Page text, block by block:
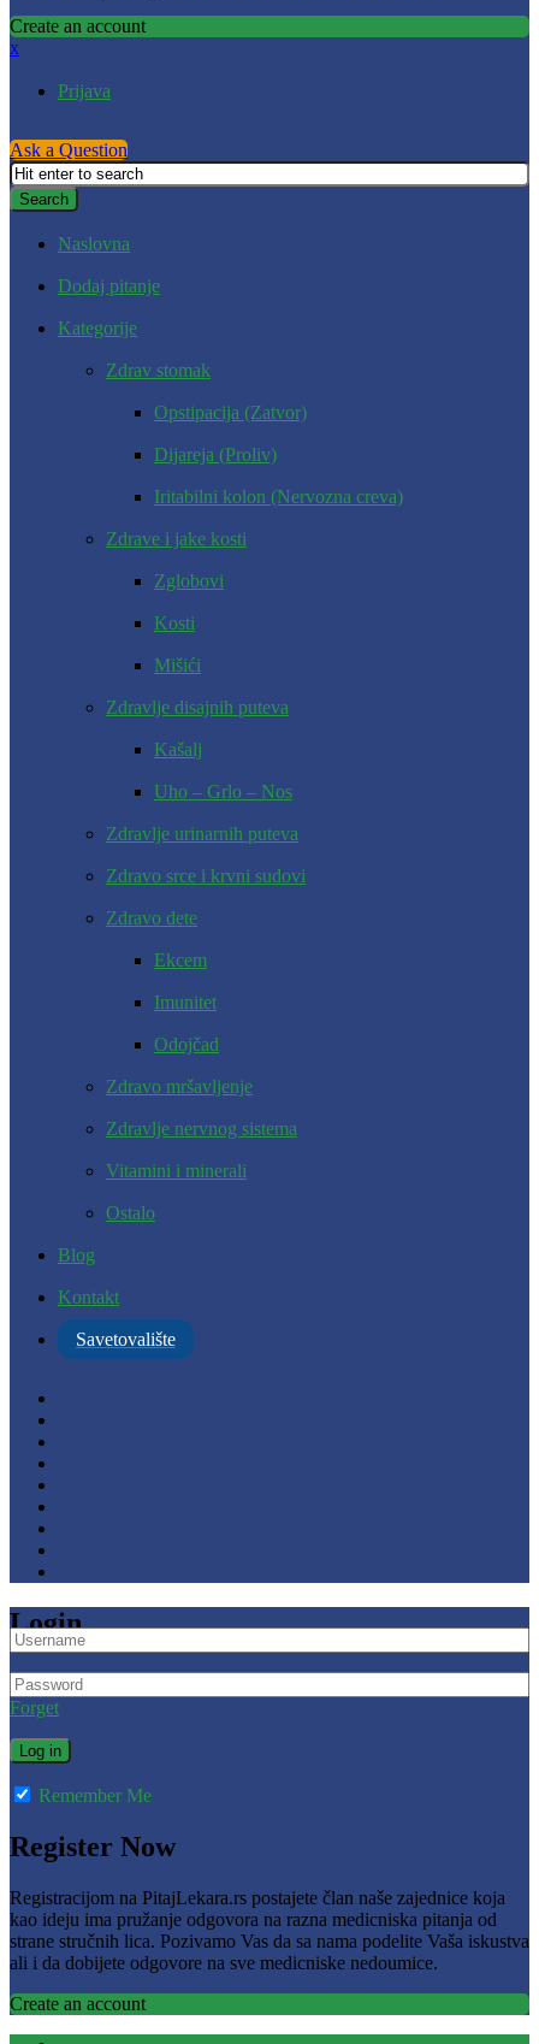
Create an account
x
Prijava
Ask a Question
Naslovna
Dodaj pitanje
Kategorije
Zdrav stomak
Opstipacija (Zatvor)
Dijareja (Proliv)
Iritabilni kolon (Nervozna creva)
Zdrave i jake kosti
Zglobovi
Kosti
Mišići
Zdravlje disajnih puteva
Kašalj
Uho – Grlo – Nos
Zdravlje urinarnih puteva
Zdravo srce i krvni sudovi
Zdravo dete
Ekcem
Imunitet
Odojčad
Zdravo mršavljenje
Zdravlje nervnog sistema
Vitamini i minerali
Ostalo
Blog
Kontakt
Savetovalište
Login
Forget
Remember Me
Register Now
Registracijom na PitajLekara.rs postajete član naše zajednice koja
kao ideju ima pružanje odgovora na razna medicniska pitanja od
strane stručnih lica. Pozivamo Vas da sa nama podelite Vaša iskustva
ali i da dobijete odgovore na sve medicniske nedoumice.
Create an account